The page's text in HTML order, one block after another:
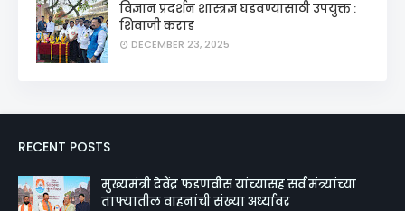
विज्ञान प्रदर्शन शास्त्रज्ञ घडवण्यासाठी उपयुक्त :
शिवाजी कराड
DECEMBER 23, 2025
RECENT POSTS
मुख्यमंत्री देवेंद्र फडणवीस यांच्यासह सर्व मंत्र्यांच्या
ताफ्यातील वाहनांची संख्या अर्ध्यावर